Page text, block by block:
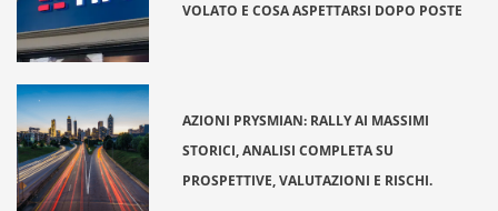
VOLATO E COSA ASPETTARSI DOPO POSTE
AZIONI PRYSMIAN: RALLY AI MASSIMI
STORICI, ANALISI COMPLETA SU
PROSPETTIVE, VALUTAZIONI E RISCHI.